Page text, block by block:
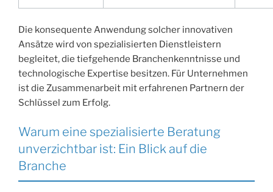
Die konsequente Anwendung solcher innovativen
Ansätze wird von spezialisierten Dienstleistern
begleitet, die tiefgehende Branchenkenntnisse und
technologische Expertise besitzen. Für Unternehmen
ist die Zusammenarbeit mit erfahrenen Partnern der
Schlüssel zum Erfolg.
Warum eine spezialisierte Beratung
unverzichtbar ist: Ein Blick auf die
Branche